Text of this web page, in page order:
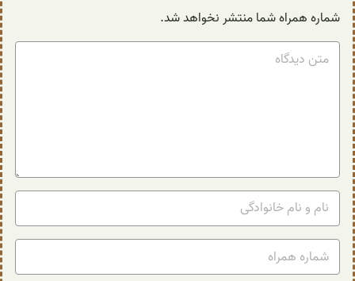
شماره همراه شما منتشر نخواهد شد.